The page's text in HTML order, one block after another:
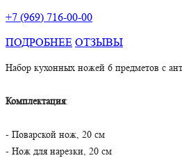
+7 (969) 716-00-00
ПОДРОБНЕЕ ОТЗЫВЫ
Набор кухонных ножей 6 предметов с
Комплектация:
- Поварской нож, 20 см
- Нож для нарезки, 20 см